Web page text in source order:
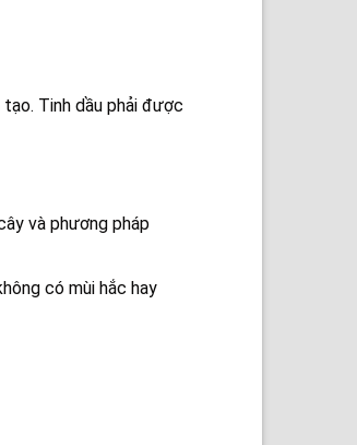
Tinh dầu phải được
và phương pháp
có mùi hắc hay